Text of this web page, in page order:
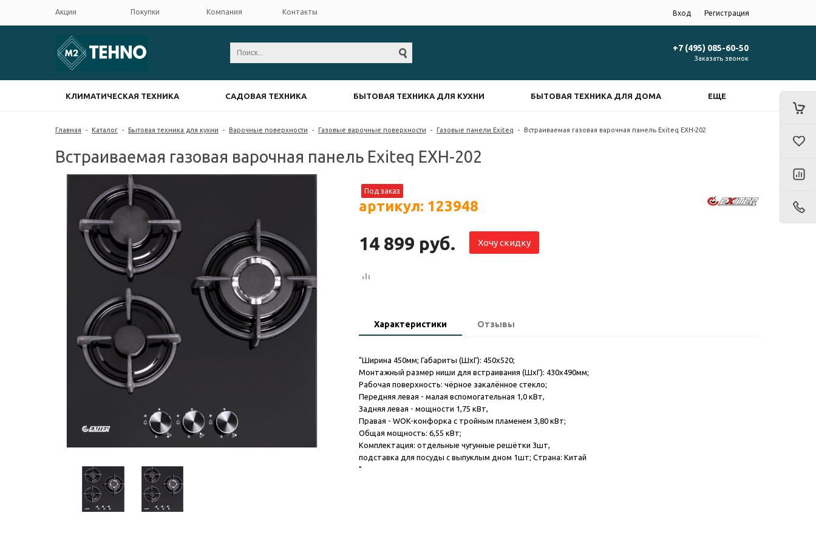
Вход Регистрация
Акции Покупки Компания Контакты
+7 (495) 085-60-50
Заказать звонок
КЛИМАТИЧЕСКАЯ ТЕХНИКА САДОВАЯ ТЕХНИКА БЫТОВАЯ ТЕХНИКА ДЛЯ КУХНИ БЫТОВАЯ ТЕХНИКА ДЛЯ ДОМА ЕЩЕ
Главная - Каталог - Бытовая техника для кухни - Варочные поверхности - Газовые варочные поверхности - Газовые панели Exiteq - Встраиваемая газовая варочная панель Exiteq EXH-202
Встраиваемая газовая варочная панель Exiteq EXH-202
Под заказ
артикул: 123948
14 899 руб. Хочу скидку
Характеристики Отзывы
"Ширина 450мм; Габариты (ШxГ): 450х520;
Монтажный размер ниши для встраивания (ШxГ): 430х490мм;
Рабочая поверхность: чёрное закалённое стекло;
Передняя левая - малая вспомогательная 1,0 кВт,
Задняя левая - мощности 1,75 кВт,
Правая - WOK-конфорка с тройным пламенем 3,80 кВт;
Общая мощность: 6,55 кВт;
Комплектация: отдельные чугунные решётки 3шт,
подставка для посуды с выпуклым дном 1шт; Страна: Китай
"